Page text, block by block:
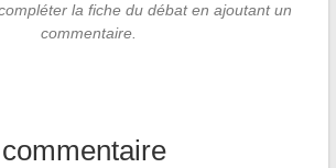
la fiche du débat en ajoutant un
commentaire.